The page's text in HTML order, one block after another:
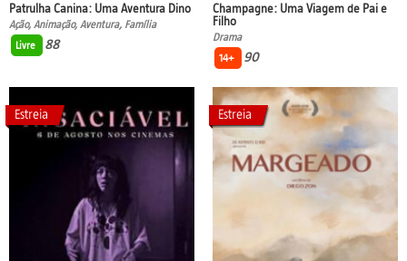
Patrulha Canina: Uma Aventura Dino
Ação, Animação, Aventura, Família
Livre
88
Champagne: Uma Viagem de Pai e
Filho
Drama
14+
90